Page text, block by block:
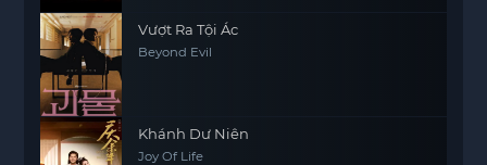
Vượt Ra Tội Ác
Beyond Evil
Khánh Dư Niên
Joy Of Life